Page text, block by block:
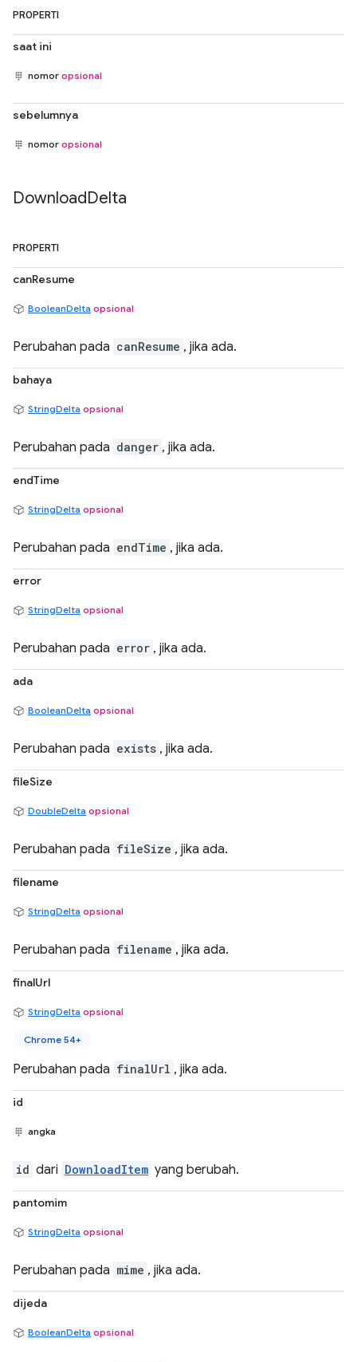
PROPERTI
saat ini
nomor opsional
sebelumnya
nomor opsional
DownloadDelta
PROPERTI
canResume
BooleanDelta opsional
Perubahan pada canResume , jika ada.
bahaya
StringDelta opsional
Perubahan pada danger , jika ada.
endTime
StringDelta opsional
Perubahan pada endTime , jika ada.
error
StringDelta opsional
Perubahan pada error , jika ada.
ada
BooleanDelta opsional
Perubahan pada exists , jika ada.
fileSize
DoubleDelta opsional
Perubahan pada fileSize , jika ada.
filename
StringDelta opsional
Perubahan pada filename , jika ada.
finalUrl
StringDelta opsional
Chrome 54+
Perubahan pada finalUrl , jika ada.
id
angka
id dari DownloadItem yang berubah.
pantomim
StringDelta opsional
Perubahan pada mime , jika ada.
dijeda
BooleanDelta opsional